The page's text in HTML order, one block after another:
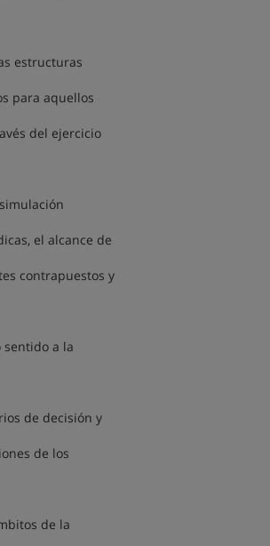
estructuras
para aquellos
del ejercicio
el alcance de
contrapuestos y
a la
de decisión y
de los
de la